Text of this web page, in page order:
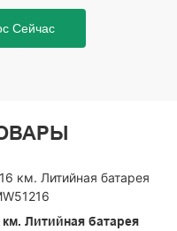
Сейчас
км. Литийная батарея